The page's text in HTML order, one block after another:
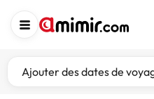
Ajouter des dates de